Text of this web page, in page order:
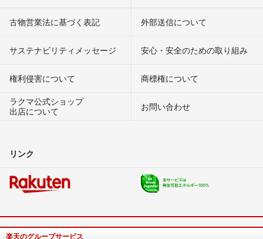
古物営業法に基づく表記 外部送信について
サステナビリティメッセージ 安心・安全のための取り組み
権利侵害について
商標権について
ラクマ公式ショップ
出店について
お問い合わせ
リンク
楽天のグループサービス